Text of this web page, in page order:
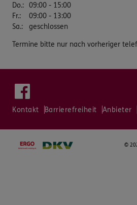
Do.: 09:00 - 15:00
Fr.:
09:00 - 13:00
Sa.: geschlossen
Termine bitte nur nach vorheriger
Kontakt Barrierefreiheit Anbieter
©